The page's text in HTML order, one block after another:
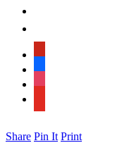
Share Pin It Print